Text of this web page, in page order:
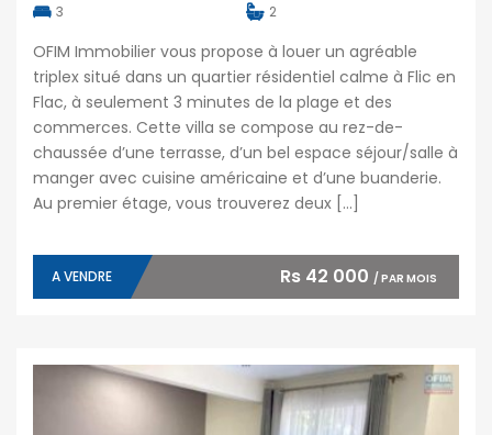
3
2
OFIM Immobilier vous propose à louer un agréable
triplex situé dans un quartier résidentiel calme à Flic en
Flac, à seulement 3 minutes de la plage et des
commerces. Cette villa se compose au rez-de-
chaussée d’une terrasse, d’un bel espace séjour/salle à
manger avec cuisine américaine et d’une buanderie.
Au premier étage, vous trouverez deux […]
A VENDRE Rs 42 000 / PAR MOIS